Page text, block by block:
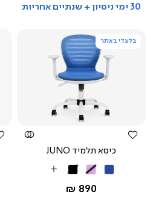
30 ימי ניסיון + שנתיים אחריות
בלעדי באתר
צפייה
מהירה
כיסא תלמיד JUNO
כחולורוד שחור
More
Colors
החל מ-
890 ₪